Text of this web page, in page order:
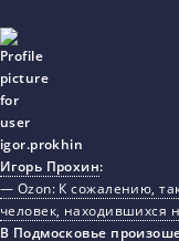
Игорь Прохин:
— Ozon: К сожалению,
человек, находившихся
В Подмосковье